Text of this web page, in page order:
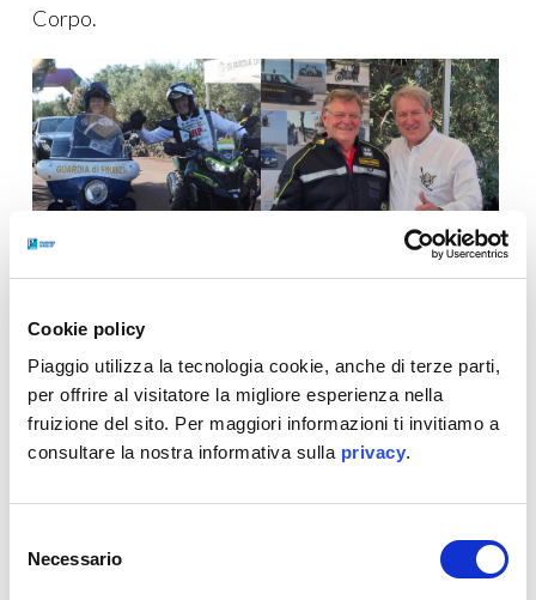
Cookie policy
Piaggio utilizza la tecnologia cookie, anche di terze parti,
per offrire al visitatore la migliore esperienza nella
fruizione del sito. Per maggiori informazioni ti invitiamo a
consultare la nostra informativa sulla privacy.
delNecessario
Corpo.
https://www.facebook.com/motogiroditaliaofficial/?locale=it_IT